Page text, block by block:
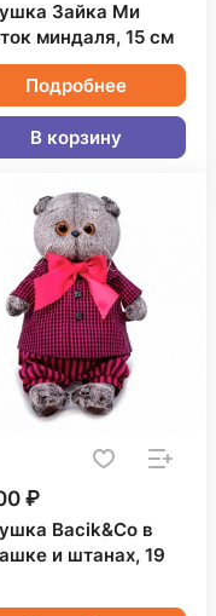
Зайка Ми
миндаля, 15 см
Подробнее
В корзину
₽
Bacik&Co в
и штанах, 19